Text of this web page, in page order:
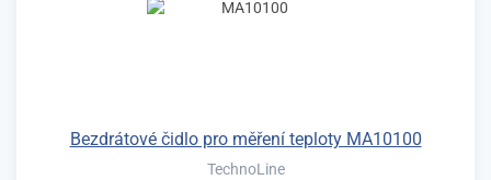
Bezdrátové čidlo pro měření teploty MA10100
TechnoLine